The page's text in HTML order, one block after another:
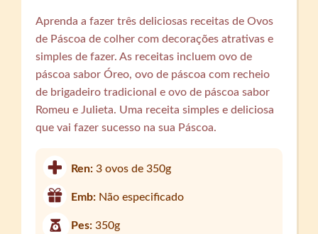
Aprenda a fazer três deliciosas receitas de Ovos
de Páscoa de colher com decorações atrativas e
simples de fazer. As receitas incluem ovo de
páscoa sabor Óreo, ovo de páscoa com recheio
de brigadeiro tradicional e ovo de páscoa sabor
Romeu e Julieta. Uma receita simples e deliciosa
que vai fazer sucesso na sua Páscoa.
Ren:3 ovos de 350g
Emb: Não especificado
Pes:350g